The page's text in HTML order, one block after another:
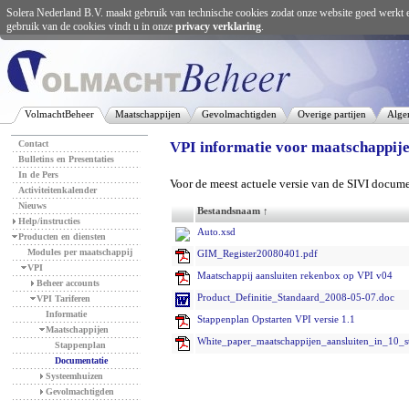
VolmachtBeheer Maatschappijen Gevolmachtigden Overige partijen
Contact
Bulletins en Presentaties
In de Pers
Activiteitenkalender
Nieuws
Help/instructies
Producten en diensten
Modules per maatschappij
VPI
Beheer accounts
VPI Tariferen
Informatie
Maatschappijen
Stappenplan
Documentatie
Systeemhuizen
Gevolmachtigden
VPI informatie voor
Voor de meest actuele versie van de SIVI
Bestandsnaam ↑
Auto.xsd
GIM_Register20080401.pdf
Maatschappij aansluiten rekenbox op VPI v04
Product_Definitie_Standaard_2008-05-07.doc
Stappenplan Opstarten VPI versie 1.1
Solera Nederland B.V. maakt gebruik van technische cookies zodat onze website goed
gebruik van de cookies vindt u in onze privacy verklaring.